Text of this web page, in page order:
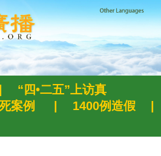
“四•二五”上访真
案例 1400例造假